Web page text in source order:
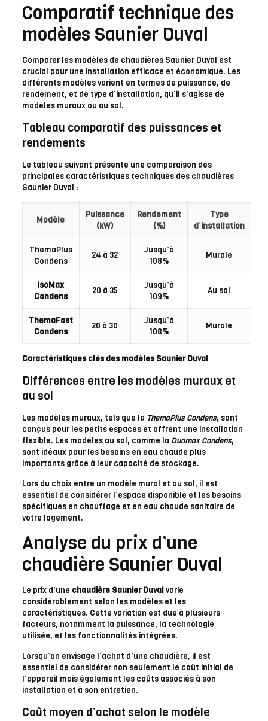
Comparatif technique des
modèles Saunier Duval
Comparer les modèles de chaudières Saunier Duval est
crucial pour une installation efficace et économique. Les
différents modèles varient en termes de puissance, de
rendement, et de type d’installation, qu’il s’agisse de
modèles muraux ou au sol.
Tableau comparatif des puissances et
rendements
Le tableau suivant présente une comparaison des
principales caractéristiques techniques des chaudières
Saunier Duval :
Modèle
Puissance
(kW)
Rendement
(%)
Type
d’installation
ThemaPlus
Condens
24 à 32
Jusqu’à
108%
Murale
IsoMax
Condens
20 à 35
Jusqu’à
109%
Au sol
ThemaFast
Condens
20 à 30
Jusqu’à
108%
Murale
Caractéristiques clés des modèles Saunier Duval
Différences entre les modèles muraux et
au sol
Les modèles muraux, tels que la ThemaPlus Condens, sont
conçus pour les petits espaces et offrent une installation
flexible. Les modèles au sol, comme la Duomax Condens,
sont idéaux pour les besoins en eau chaude plus
importants grâce à leur capacité de stockage.
Lors du choix entre un modèle mural et au sol, il est
essentiel de considérer l’espace disponible et les besoins
spécifiques en chauffage et en eau chaude sanitaire de
votre logement.
Analyse du prix d’une
chaudière Saunier Duval
Le prix d’une chaudière Saunier Duvalvarie
considérablement selon les modèles et les
caractéristiques. Cette variation est due à plusieurs
facteurs, notamment la puissance, la technologie
utilisée, et les fonctionnalités intégrées.
Lorsqu’on envisage l’achat d’une chaudière, il est
essentiel de considérer non seulement le coût initial de
l’appareil mais également les coûts associés à son
installation et à son entretien.
Coût moyen d’achat selon le modèle